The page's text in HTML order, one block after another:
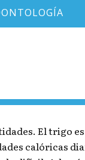
El trigo
calóricas